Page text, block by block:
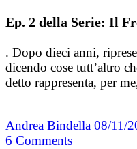
Ep. 2 della Serie: Il
. Dopo dieci anni,
dicendo cose tutt’altro
detto rappresenta, per
Andrea Bindella 08/11/
6 Comments